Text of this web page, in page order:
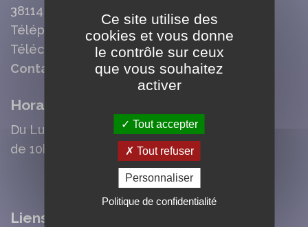
38114 Vaujany
Téléphone : 04 76 80 70 95
Télécopie : 04 76 80 78 37
Contact mail
Horaires d'Ouverture Mairie
Du Lundi au Vendredi :
de 10h00 à 12h30 et de 13h30 à 17h30
Liens
Ce site utilise des
cookies et vous donne
le contrôle sur ceux
que vous souhaitez
activer
Tout accepter
Tout refuser
Personnaliser
Politique de confidentialité